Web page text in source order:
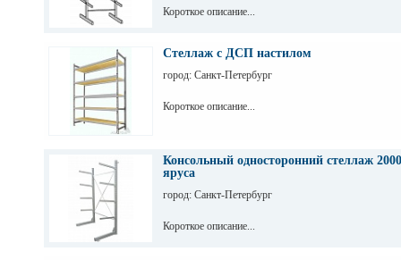
Короткое описание...
Стеллаж с ДСП настилом
город: Санкт-Петербург
Короткое описание...
Консольный односторонний стеллаж
яруса
город: Санкт-Петербург
Короткое описание...